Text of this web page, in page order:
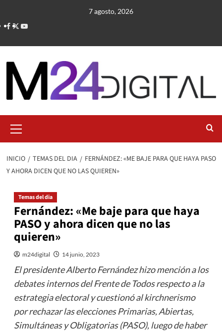
contenido
7 agosto, 2026
primario
INICIO TEMAS DEL DIA
FERNÁNDEZ: «ME BAJE PARA QUE HAYA PASO
Y AHORA DICEN QUE NO LAS QUIEREN»
Temas del dia
Fernández: «Me baje para que haya
PASO y ahora dicen que no las
quieren»
m24digital 14 junio, 2023
El presidente Alberto Fernández hizo mención a los
debates internos del Frente de Todos respecto a la
estrategia electoral y cuestionó al kirchnerismo
por rechazar las elecciones Primarias, Abiertas,
Simultáneas y Obligatorias (PASO), luego de haber